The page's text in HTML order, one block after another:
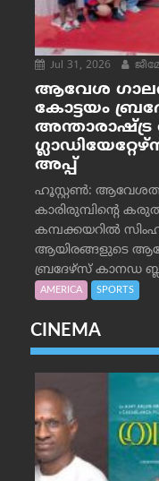
Jul 31, 2026
ആവേശ
കോട്ടയം
അന്താരാഷ്ട്ര
അപ്പ്
ഹൂസ്റ്റണ്‍:
കാരിരുമ്പിന്റെ
കമ്പക്കയറില്‍
ആയിരങ്ങളുടെ
ബ്രദേഴ്‌സ് കാനഡ
AMERICA SPORTS
CINEMA